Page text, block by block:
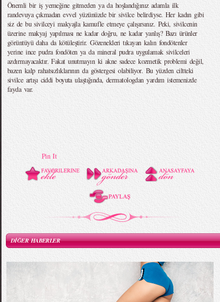
Önemli bir iş yemeğine gitmeden ya da hoşlandığınız adamla ilk
randevuya çıkmadan evvel yüzünüzde bir sivilce belirdiyse. Her kadın gibi
siz de bu sivilceyi makyajla kamufle etmeye çalışırsınız. Peki, sivilcenin
üzerine makyaj yapılması ne kadar doğru, ne kadar yanlış? Bazı ürünler
görüntüyü daha da kötüleştirir. Gözenekleri tıkayan kalın fondötenler
yerine ince pudra fondöten ya da mineral pudra uygulamak sivilceleri
azdırmayacaktır. Fakat unutmayın ki akne sadece kozmetik problemi değil,
bazen kalp rahatsızlıklarının da göstergesi olabiliyor. Bu yüzden ciltteki
sivilce artışı ciddi boyuta ulaştığında, dermatologdan yardım istemenizde
fayda var.
Pin It
DİĞER HABERLER